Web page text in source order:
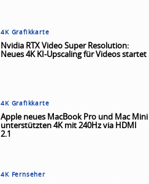
4K Grafikkarte
Nvidia RTX Video Super Resolution:
Neues 4K KI-Upscaling für Videos startet
4K Grafikkarte
Apple neues MacBook Pro und Mac Mini
unterstützten 4K mit 240Hz via HDMI
2.1
4K Fernseher